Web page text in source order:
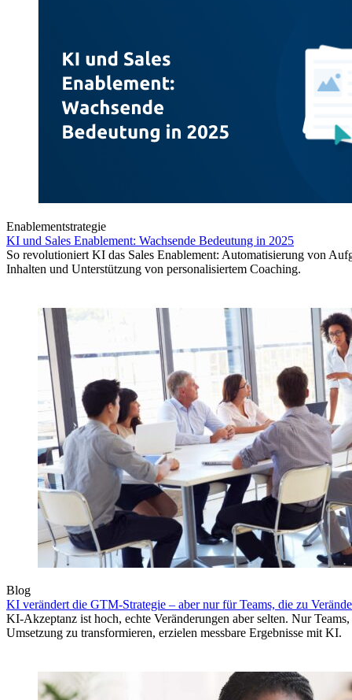
Enablementstrategie
KI und Sales Enablement: Wachsende Bedeutung in 2025
So revolutioniert KI das Sales Enablement: Automatisierung von
Inhalten und Unterstützung von personalisiertem Coaching.
Blog
KI verändert die GTM-Strategie – aber nur für Teams, die zu
KI-Akzeptanz ist hoch, echte Veränderungen aber selten. Nur
Umsetzung zu transformieren, erzielen messbare Ergebnisse mit KI.